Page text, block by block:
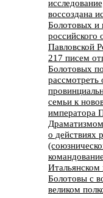
воссоздана
Болотовых и
российского
Павловской
217 писем
Болотовых
семьи к
императора
о действиях
Итальянском
Болотовы с
великом